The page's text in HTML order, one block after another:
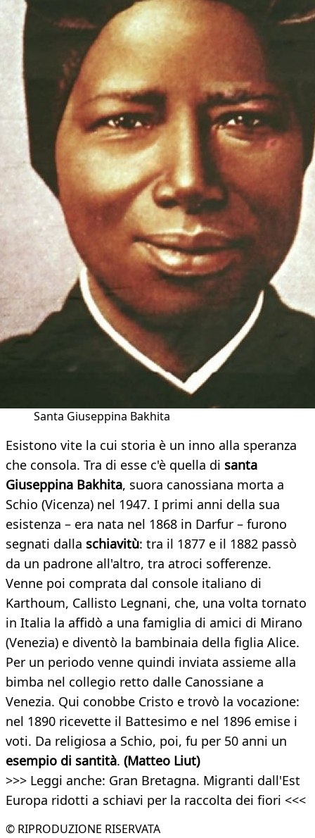
Santa Giuseppina Bakhita
Esistono vite la cui storia è un inno alla speranza
che consola. Tra di esse c'è quella di santa
Giuseppina Bakhita, suora canossiana morta a
Schio (Vicenza) nel 1947. I primi anni della sua
esistenza – era nata nel 1868 in Darfur – furono
segnati dalla schiavitù: tra il 1877 e il 1882 passò
da un padrone all'altro, tra atroci sofferenze.
Venne poi comprata dal console italiano di
Karthoum, Callisto Legnani, che, una volta tornato
in Italia la affidò a una famiglia di amici di Mirano
(Venezia) e diventò la bambinaia della figlia Alice.
Per un periodo venne quindi inviata assieme alla
bimba nel collegio retto dalle Canossiane a
Venezia. Qui conobbe Cristo e trovò la vocazione:
nel 1890 ricevette il Battesimo e nel 1896 emise i
voti. Da religiosa a Schio, poi, fu per 50 anni un
esempio di santità. (Matteo Liut)
>>> Leggi anche: Gran Bretagna. Migranti dall'Est
Europa ridotti a schiavi per la raccolta dei fiori <<<
© RIPRODUZIONE RISERVATA